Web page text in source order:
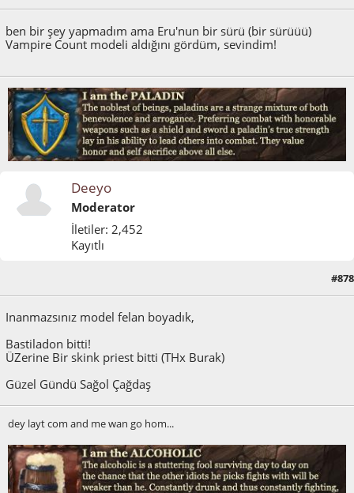
ben bir şey yapmadım ama Eru'nun bir sürü (bir sürüüü)
Vampire Count modeli aldığını gördüm, sevindim!
Deeyo
Moderator
İletiler: 2,452
Kayıtlı
#878
Inanmazsınız model felan boyadık,
Bastiladon bitti!
ÜZerine Bir skink priest bitti (THx Burak)
Güzel Gündü Sağol Çağdaş
dey layt com and me wan go hom...